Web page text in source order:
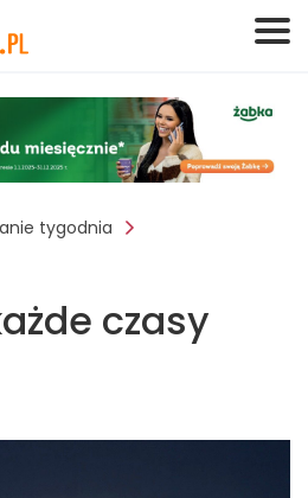
tygodnia
czasy